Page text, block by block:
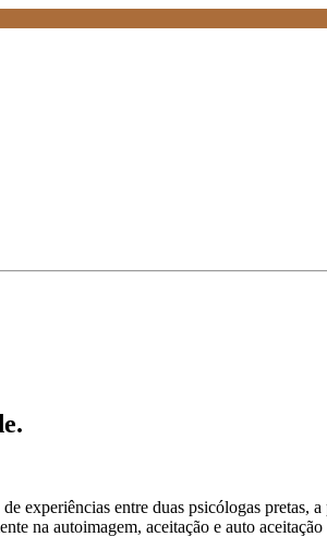
de experiências entre duas psicólogas pretas,
na autoimagem, aceitação e auto aceitação